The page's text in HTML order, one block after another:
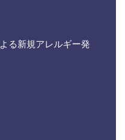
る新規アレルギー発